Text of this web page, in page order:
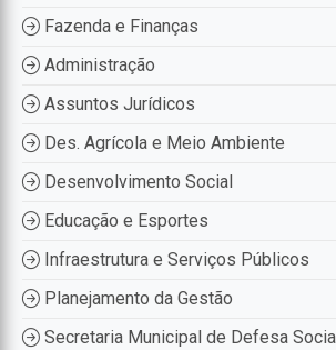
Fazenda e Finanças
Administração
Assuntos Jurídicos
Des. Agrícola e Meio Ambiente
Desenvolvimento Social
Educação e Esportes
Infraestrutura e Serviços Públicos
Planejamento da Gestão
Secretaria Municipal de Defesa